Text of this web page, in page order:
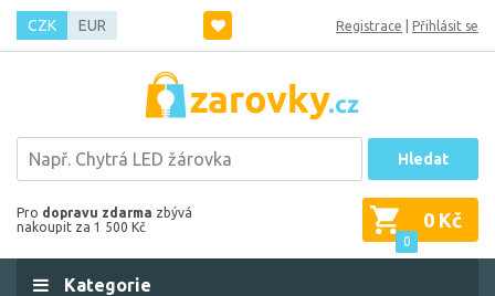
CZK EUR Registrace Přihlásit se
Hledat
Pro dopravu zdarma zbývá
nakoupit za 1 500 Kč
0
0 Kč
Kategorie